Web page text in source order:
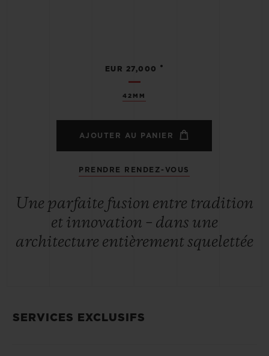
42MM
EUR 27,000 •
AJOUTER AU PANIER
PRENDRE RENDEZ-VOUS
Une parfaite fusion entre tradition
et innovation – dans une
architecture entièrement squelettée
SERVICES EXCLUSIFS